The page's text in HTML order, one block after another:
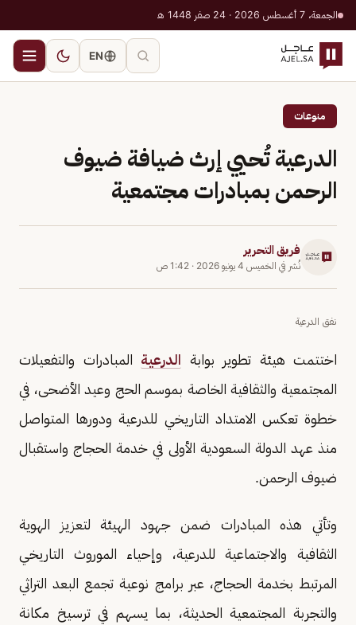
الجمعة، 7 أغسطس 2026 · 24 صفر 1448 هـ
EN
منوعات
الدرعية تُحيي إرث ضيافة ضيوف
الرحمن بمبادرات مجتمعية
فريق التحرير
نُشر في الخميس 4 يونيو 2026 · 1:42 ص
نفق الدرعية
اختتمت هيئة تطوير بوابة الدرعية المبادرات والتفعيلات
المجتمعية والثقافية الخاصة بموسم الحج وعيد الأضحى، في
خطوة تعكس الامتداد التاريخي للدرعية ودورها المتواصل
منذ عهد الدولة السعودية الأولى في خدمة الحجاج واستقبال
ضيوف الرحمن.
وتأتي هذه المبادرات ضمن جهود الهيئة لتعزيز الهوية
الثقافية والاجتماعية للدرعية، وإحياء الموروث التاريخي
المرتبط بخدمة الحجاج، عبر برامج نوعية تجمع البعد التراثي
والتجربة المجتمعية الحديثة، بما يسهم في ترسيخ مكانة